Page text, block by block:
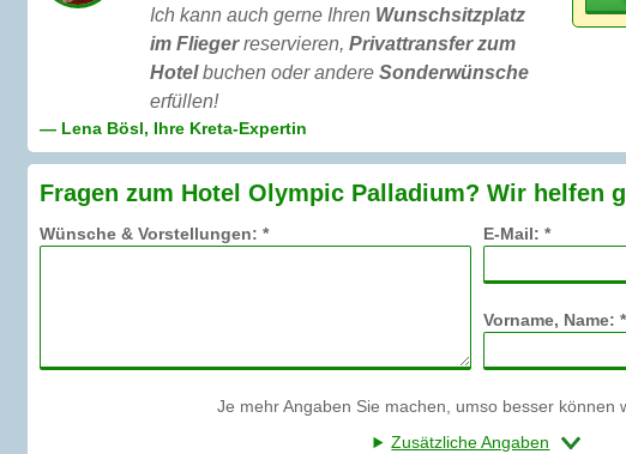
Ich kann auch gerne Ihren Wunschsitzplatz
im Fliegerreservieren, Privattransfer zum
Hotelbuchen oder andere Sonderwünsche
erfüllen!
— Lena Bösl, Ihre Kreta-Expertin
Fragen zum Hotel Olympic Palladium? Wir helfen
Wünsche & Vorstellungen: * E-Mail: *
Vorname, Name: *
Je mehr Angaben Sie machen, umso besser können
Zusätzliche Angaben